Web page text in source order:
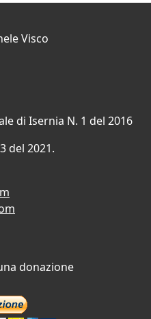
Visco
di Isernia N. 1 del 2016
del 2021.
donazione